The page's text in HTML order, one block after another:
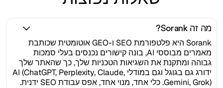
מה זה Sorank?
Sorank היא פלטפורמת SEO ו-GEO אוטומטית שכותבת
מאמרים מבוססי AI, בונה קישורים נכנסים בעלי סמכות
גבוהה ומתקנת את השגיאות הטכניות שלך, כך שהאתר שלך
ידורג גם בגוגל וגם במודלי AI (ChatGPT, Perplexity, Claude,
Gemini, Grok). כלי אחד, מנוי אחד, אפס עבודת SEO ידנית.